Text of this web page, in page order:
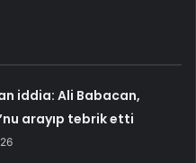
iddia: Ali Babacan,
arayıp tebrik etti